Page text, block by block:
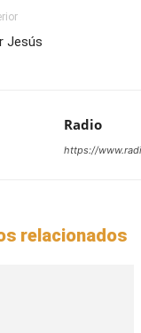
Jesús
Radio
https://
relacionados